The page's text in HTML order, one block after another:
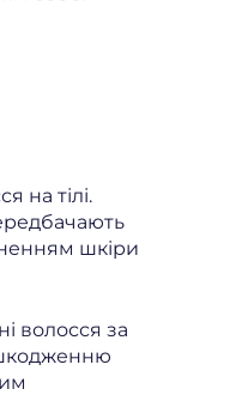
на тілі.
шкіри
волосся за